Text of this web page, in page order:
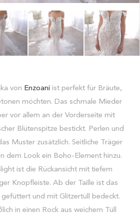
von Enzoani ist perfekt für Bräute,
möchten. Das schmale Mieder
vor allem an der Vorderseite mit
Blütenspitze bestickt. Perlen und
Muster zusätzlich. Seitliche Träger
dem Look ein Boho-Element hinzu.
ist die Rückansicht mit tiefem
Knopfleiste. Ab der Taille ist das
und mit Glitzertüll bedeckt.
in einen Rock aus weichem Tüll